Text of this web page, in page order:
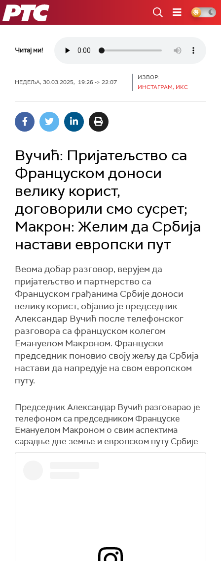
РТС
Читај ми!
НЕДЕЉА, 30.03.2025, 19:26 -> 22:07
ИЗВОР:
ИНСТАГРАМ, ИКС
Вучић: Пријатељство са
Француском доноси
велику корист,
договорили смо сусрет;
Макрон: Желим да Србија
настави европски пут
Веома добар разговор, верујем да
пријатељство и партнерство са
Француском грађанима Србије доноси
велику корист, објавио је председник
Александар Вучић после телефонског
разговора са француском колегом
Емануелом Макроном. Француски
председник поновио своју жељу да Србија
настави да напредује на свом европском
путу.
Председник Александар Вучић разговарао је
телефоном са председником Француске
Емануелом Макроном о свим аспектима
сарадње две земље и европском путу Србије.